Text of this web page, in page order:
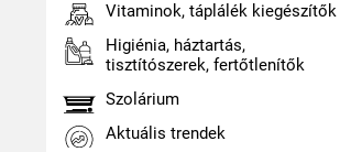
Vitaminok, táplálék kiegészítők
Higiénia, háztartás,
tisztítószerek, fertőtlenítők
Szolárium
Aktuális trendek